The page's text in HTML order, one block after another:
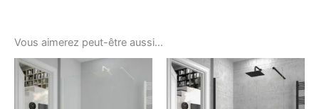
Vous aimerez peut-être aussi…